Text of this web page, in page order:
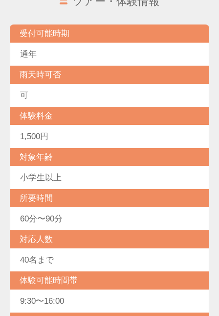
受付可能時期
通年
雨天時可否
可
体験料金
1,500円
対象年齢
小学生以上
所要時間
60分〜90分
対応人数
40名まで
体験可能時間帯
9:30〜16:00